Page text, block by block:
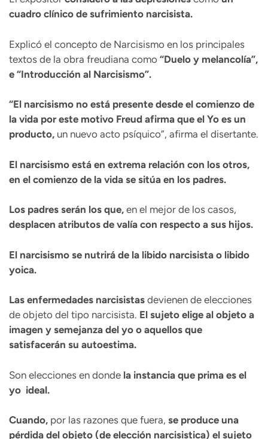
cuadro clínico de sufrimiento narcisista.
Explicó el concepto de Narcisismo en los principales
textos de la obra freudiana como “Duelo y melancolía”,
e “Introducción al Narcisismo”.
“El narcisismo no está presente desde el comienzo de
la vida por este motivo Freud afirma que el Yo es un
producto, un nuevo acto psíquico”, afirma el disertante.
El narcisismo está en extrema relación con los otros,
en el comienzo de la vida se sitúa en los padres.
Los padres serán los que, en el mejor de los casos,
desplacen atributos de valía con respecto a sus hijos.
El narcisismo se nutrirá de la libido narcisista o libido
yoica.
Las enfermedades narcisistas devienen de elecciones
de objeto del tipo narcisista. El sujeto elige al objeto a
imagen y semejanza del yo o aquellos que
satisfacerán su autoestima.
Son elecciones en donde la instancia que prima es el
yo ideal.
Cuando, por las razones que fuera, se produce una
pérdida del objeto (de elección narcisistica) el sujeto